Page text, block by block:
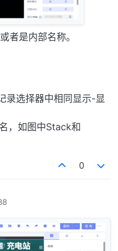
者是内部名称。
录选择器中相同显示-显
，如图中Stack和
0